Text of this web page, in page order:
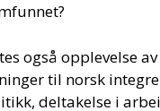
også opplevelse
til norsk
deltakelse i